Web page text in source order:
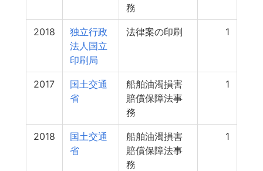
務
2018
独立行政
法人国立
印刷局
法律案の印刷 1
2017
国土交通
省
船舶油濁損害
賠償保障法事
務
1
2018
国土交通
省
船舶油濁損害
賠償保障法事
務
1